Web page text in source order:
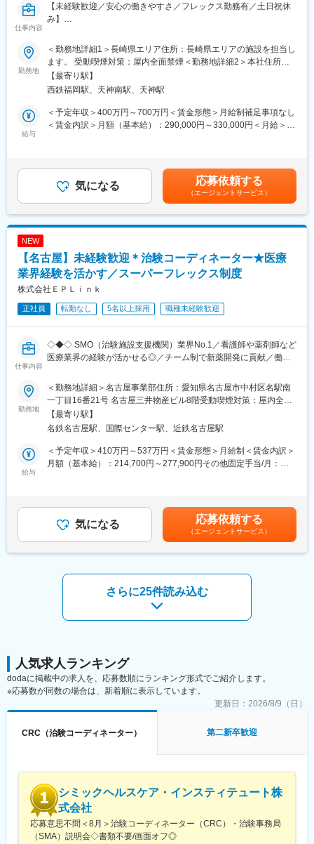
（4）パソコンや書類の整理力：
検査の結果を記録したり、書類をまとめたりする仕事もありま
（5）チームで働く力：
治験は医師、看護師、薬剤師など、いろんな職種の人と協力して
進めるので、チームワークの大切さを学べます。
【同社で働くメリット】
■安心の働きやすさ：
フレックスタイム制も取り入れ、柔軟に働き方をアレンジ可能。
導入研修が80時間あり、手厚いフォロー体制があります。
CRC社内認定制度を採用し、継続研修を充実させることで常に新
す。
CRCとして幅広い経験を積むことや、スペシャリストとして特定
の疾患領域の専門的な経験を積んでいくことも可能です。
また、グループの垣根を超えCRCからSMAやCRAへのキャリアチ
方もいらっしゃいます。
仕事内容
【未経験歓迎／安心の働きやすさ／フレックス勤務有／土日祝休
み】
■業務詳細／治験コーディネーター（CRCって何？）
新しい薬や治療法が安全で効果的かどうかを確かめるための臨床
試験（治験）をサポートする仕事です。
＜具体的に＞
患者さんが治験に参加する手続きを助けたり、治験中のデータを
収集・管理をします。
また、患者さんや医師とのコミュニケーションを取り、試験がス
に貢献できるやりがいのある仕事です。
※担当する医療機関に常駐しての業務となります。
（2）スケジュール管理力：
治験には決まった検査や診察の予定があるため、患者さんが無理
なく通えるように予定を調整する力が身につきます。
薬の種類や副作用、検査の内容など、医療に関する知識が自然と
（4）パソコンや書類の整理力：
検査の結果を記録したり、書類をまとめたりする仕事もありま
（5）チームで働く力：
治験は医師、看護師、薬剤師など、いろんな職種の人と協力して
進めるので、チームワークの大切さを学べます。
【同社で働くメリット】
■安心の働きやすさ：
フレックスタイム制も取り入れ、柔軟に働き方をアレンジ可能。
導入研修が80時間あり、手厚いフォロー体制があります。
CRC社内認定制度を採用し、継続研修を充実させることで常に新
■キャリアステップ：
CRCとして幅広い経験を積むことや、スペシャリストとして特定
の疾患領域の専門的な経験を積んでいくことも可能です。
変更の範囲：会社の定める業務
勤務地
＜勤務地詳細1＞長崎県エリア住所：長崎県エリアの施設を担当し
ます。 受動喫煙対策：屋内全面禁煙＜勤務地詳細2＞本社住所：
福岡県福岡市中央区天神2-2-20 警固神社社務所ビル7F受動喫煙対
策：屋内全面禁煙変更の範囲：会社の定める事業所
【最寄り駅】
西鉄福岡駅、天神南駅、天神駅
給与
＜予定年収＞400万円～700万円＜賃金形態＞月給制補足事項なし
＜賃金内訳＞月額（基本給）：290,000円～330,000円＜月給＞
る可能性があります。月給(月額)は固定手当を含めた表記です。
気になる 応募依頼する
（エージェントサービス）
NEW
【名古屋】未経験歓迎＊治験コーディネーター★医療
業界経験を活かす／スーパーフレックス制度
株式会社ＥＰＬｉｎｋ
正社員 転勤なし 5名以上採用 職種未経験歓迎
仕事内容
◇◆◇ SMO（治験施設支援機関）業界No.1／看護師や薬剤師など
医療業界の経験が活かせる◎／チーム制で新薬開発に貢献／働き
【CRC=治験コーディネーターとは？】
病院・クリニックを訪問して、患者様や医師や院内スタッフ、さ
らに製薬企業との連絡・調整役を担います。また、治験を受けて
いただく患者様の相談相手となり、じっくり向き合う仕事です。
【CRCのやりがい】
CRCが集めている臨床データは、新薬の承認申請に欠かせない根
接聞けることもあります。患者様や医療機関から「ありがとう」
と感謝の言葉をいただけたときの喜びは、ひとしおです。
■午前：
・治験の進捗状況の確認や患者様対応の予定などを、院内の治験
・来院された患者様の診察や検査に同席し、治験が手順通りに行
われているか、患者様の状態変化が無いかを確認します。
・治験の参加候補となる患者様をカルテから探す
・医師との打ち合わせ
【研修制度について】
■基礎研修が充実：
研修が入社後研修としてあり、PC慣れしていない方も安心してご
現場配属後は、OJTで独り立ちまでサポートその後も定期的なフ
ォローアップ研修や、専門性を高める継続研修、階層別研修など
様々な研修をご用意しています。
【働きやすい制度と環境】
・ご自宅から1時間程度で通える施設をお任せする予定です。
勤務地
＜勤務地詳細＞名古屋事業部住所：愛知県名古屋市中村区名駅南
一丁目16番21号 名古屋三井物産ビル8階受動喫煙対策：屋内全面
禁煙変更の範囲：会社の定める事業所
【最寄り駅】
名鉄名古屋駅、国際センター駅、近鉄名古屋駅
給与
＜予定年収＞410万円～537万円＜賃金形態＞月給制＜賃金内訳＞
月額（基本給）：214,700円～277,900円その他固定手当/月：
CRC手当・休日連絡対応手当■賞与：年2回（6月、12月）／昇
給：年1回（10月）※業績に応じ、決算賞与（秋季賞与）支給の場
合あり（10月）■時間外・休日出勤手当等の割増賃金は別途支給
賃金はあくまでも目安の金額であり、選考を通じて上下する可能
気になる 応募依頼する
（エージェントサービス）
さらに25件読み込む
人気求人ランキング
dodaに掲載中の求人を、応募数順にランキング形式でご紹介します。
※応募数が同数の場合は、新着順に表示しています。
更新日： 2026/8/9（日）
CRC（治験コーディネーター） 第二新卒歓迎
シミックヘルスケア・インスティテュート株
式会社
応募意思不問＜8月＞治験コーディネーター（CRC）・治験事務局
（SMA）説明会◇書類不要/画面オフ◎